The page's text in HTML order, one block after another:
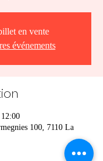
en vente
événements
100, 7110 La